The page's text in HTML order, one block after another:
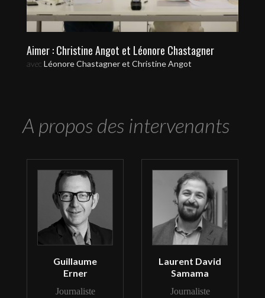
Aimer : Christine Angot et Léonore Chastagner
avec Léonore Chastagner et Christine Angot
A propos des intervenants
Guillaume
Erner
Journaliste
Laurent David
Samama
Journaliste